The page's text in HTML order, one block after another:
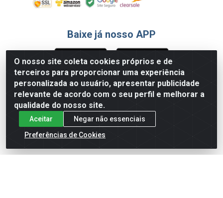
O nosso site coleta cookies próprios e de
terceiros para proporcionar uma experiência
personalizada ao usuário, apresentar publicidade
relevante de acordo com o seu perfil e melhorar a
qualidade do nosso site.
Aceitar
Negar não essenciais
Preferências de Cookies
Baixe já nosso APP
Formas de Pagamento